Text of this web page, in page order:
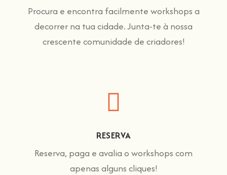
Procura e encontra facilmente workshops a
decorrer na tua cidade. Junta-te à nossa
crescente comunidade de criadores!
RESERVA
Reserva, paga e avalia o workshops com
apenas alguns cliques!